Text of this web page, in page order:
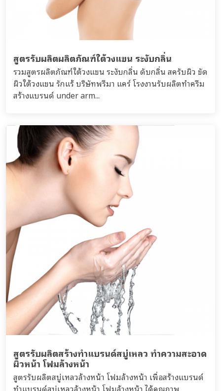
สูตรรับผลิตผลิตภัณฑ์ใต้วงแขน ระงับกลิ่น
รวมสูตรผลิตภัณฑ์ใต้วงแขน ระงับกลิ่น ดับกลิ่น สครับผิว ขัด
ผิวใต้วงแขน รักแร้ บริษัทพรีมา แคร์ โรงงานรับผลิตทำครีม
สร้างแบรนด์ under arm...
สูตรรับผลิตสร้างทำแบรนด์สบู่เหลว ทำความสะอาด
ผิวหน้า โฟมล้างหน้า
สูตรรับผลิตสบู่เหลวล้างหน้า โฟมล้างหน้า เพื่อสร้างแบรนด์
ทำแบรนด์สบู่เหลวล้างหน้า โฟมล้างหน้า ได้คุณภาพ